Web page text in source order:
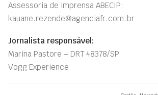
Assessoria de imprensa ABECIP:
kauane.rezende@agenciafr.com.br
Jornalista responsável:
Marina Pastore – DRT 48378/SP
Vogg Experience